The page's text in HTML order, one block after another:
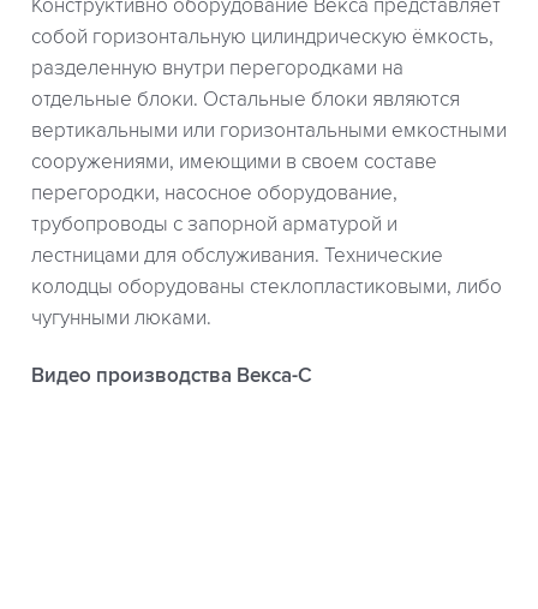
Конструктивно оборудование Векса представляет
собой горизонтальную цилиндрическую ёмкость,
разделенную внутри перегородками на
отдельные блоки. Остальные блоки являются
вертикальными или горизонтальными емкостными
сооружениями, имеющими в своем составе
перегородки, насосное оборудование,
трубопроводы с запорной арматурой и
лестницами для обслуживания. Технические
колодцы оборудованы стеклопластиковыми, либо
чугунными люками.
Видео производства Векса-С